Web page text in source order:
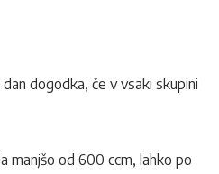
dogodka, če v vsaki skupini
manjšo od 600 ccm, lahko po